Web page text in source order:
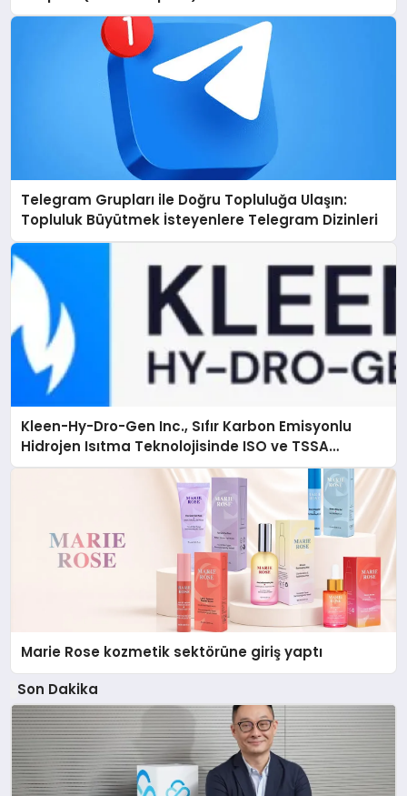
Telegram Grupları ile Doğru Topluluğa Ulaşın:
Topluluk Büyütmek İsteyenlere Telegram Dizinleri
Kleen-Hy-Dro-Gen Inc., Sıfır Karbon Emisyonlu
Hidrojen Isıtma Teknolojisinde ISO ve TSSA
Düzenleyici Onaylarını Aldı
Marie Rose kozmetik sektörüne giriş yaptı
Son Dakika